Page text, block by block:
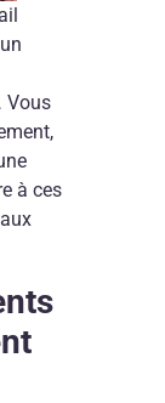
Vous
à ces